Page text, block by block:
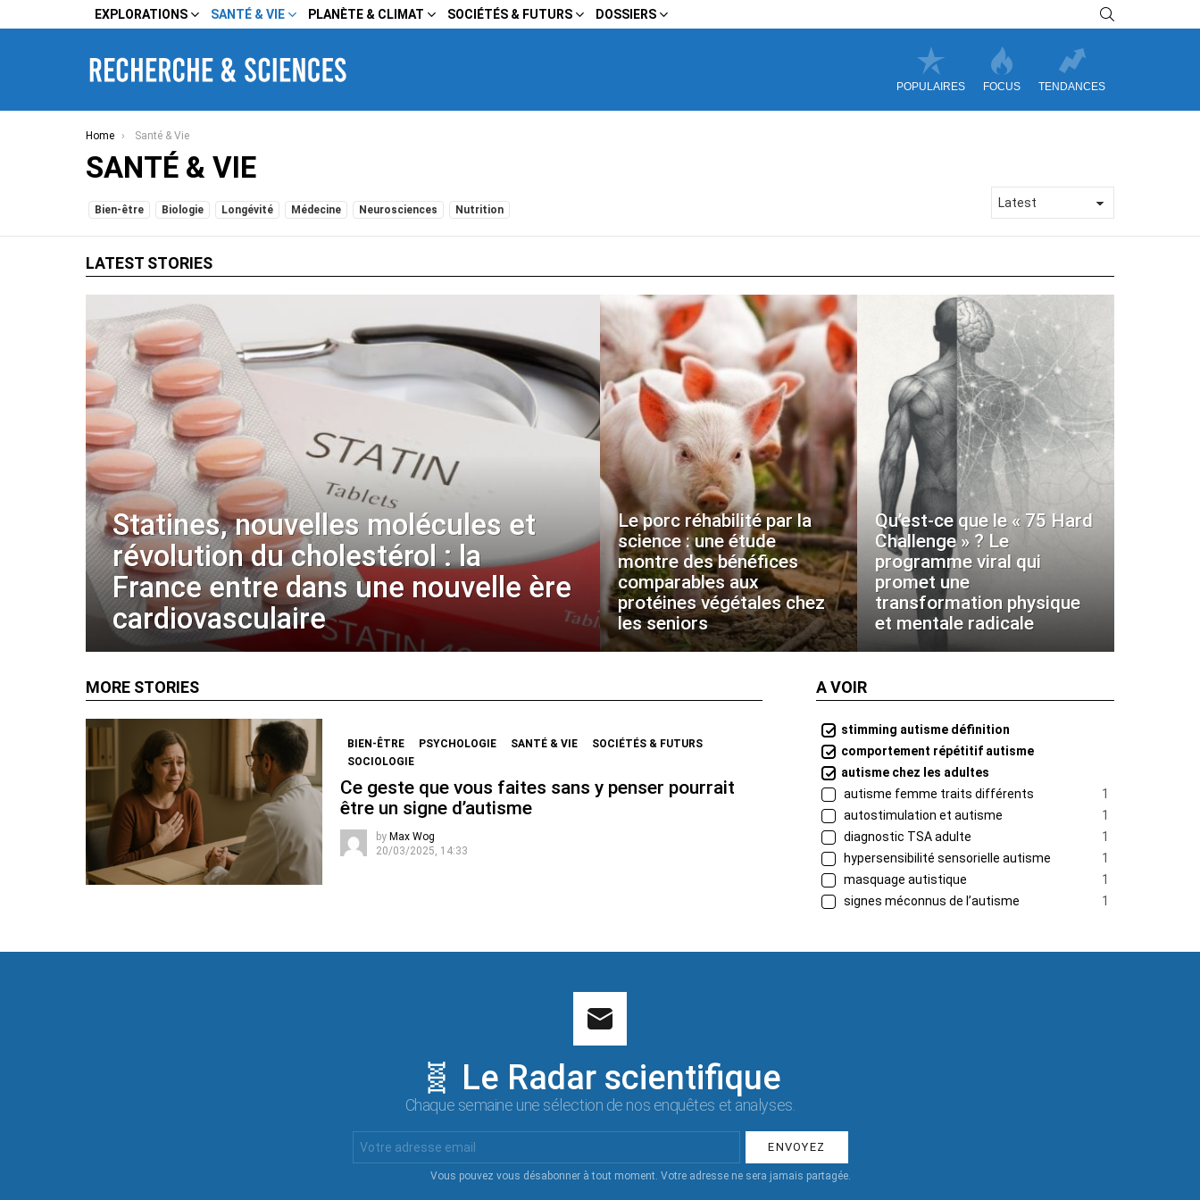
EXPLORATIONS SANTÉ & VIE PLANÈTE & CLIMAT SOCIÉTÉS & FUTURS DOSSIERS
POPULAIRES FOCUS TENDANCES
You are here:
Home Santé & Vie
SANTÉ & VIE
SUBTERMS
Bien-être Biologie Longévité Médecine Neurosciences Nutrition
LATEST STORIES
Statines, nouvelles molécules et
révolution du cholestérol : la
France entre dans une nouvelle ère
cardiovasculaire
Le porc réhabilité par la
science : une étude
montre des bénéfices
comparables aux
protéines végétales chez
les seniors
Qu’est-ce que le « 75 Hard
Challenge » ? Le
programme viral qui
promet une
transformation physique
et mentale radicale
MORE STORIES
BIEN-ÊTRE PSYCHOLOGIE SANTÉ & VIE
SOCIÉTÉS & FUTURS
SOCIOLOGIE
Ce geste que vous faites sans y penser pourrait
être un signe d’autisme
by Max Wog
20/03/2025, 14:33
A VOIR
stimming autisme définition
comportement répétitif autisme
autisme chez les adultes
autisme femme traits différents
1
autostimulation et autisme
1
diagnostic TSA adulte
1
hypersensibilité sensorielle autisme
1
masquage autistique
1
signes méconnus de l’autisme
1
🧬 Le Radar scientifique
Chaque semaine une sélection de nos enquêtes et analyses.
Email
:
Vous pouvez vous désabonner à tout moment. Votre adresse ne sera jamais partagée.